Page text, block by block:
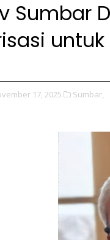
Sumbar
17, 2025 Sumbar,